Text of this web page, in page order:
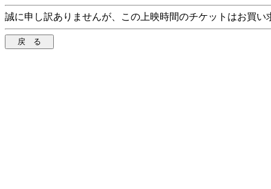
誠に申し訳ありませんが、この上映時間のチケットはお買い